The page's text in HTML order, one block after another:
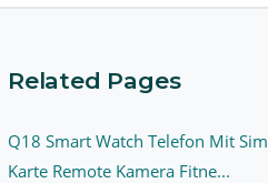
Related Pages
Q18 Smart Watch Telefon Mit Sim
Karte Remote Kamera Fitne...